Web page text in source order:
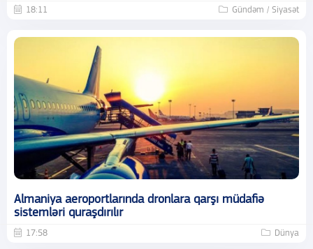
18:11 Gündəm / Siyasət
Almaniya aeroportlarında dronlara qarşı müdafiə
sistemləri quraşdırılır
17:58 Dünya